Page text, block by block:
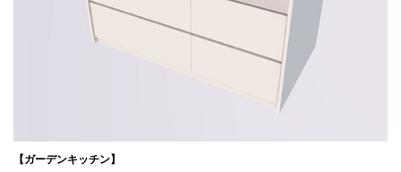
【ガーデンキッチン】